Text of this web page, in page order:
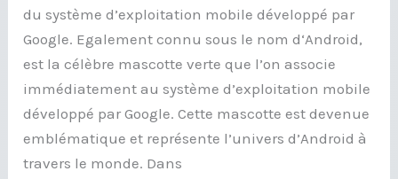
du système d’exploitation mobile développé par
Google. Egalement connu sous le nom d‘Android,
est la célèbre mascotte verte que l’on associe
immédiatement au système d’exploitation mobile
développé par Google. Cette mascotte est devenue
emblématique et représente l’univers d’Android à
travers le monde. Dans